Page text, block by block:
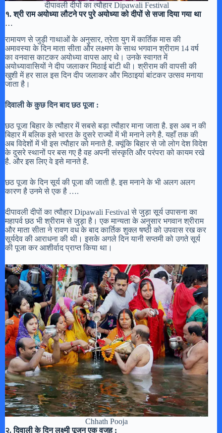
दीपावली दीपों का त्यौहार Dipawali Festival
१. श्री राम अयोध्या लौटने पर पुरे अयोध्या को दीपों से सजा दिया गया था
…
रामायण से जुड़ी गाथाओं के अनुसार, त्रेता युग में कार्तिक मास की
अमावस्या के दिन माता सीता और लक्ष्मण के साथ भगवान श्रीराम 14 वर्ष
का वनवास काटकर अयोध्या वापस आए थे। उनके स्वागत में
अयोध्यावासियों ने दीप जलाकर मिठाई बांटी थी। श्रीराम की वापसी की
खुशी में हर साल इस दिन दीप जलाकर और मिठाइयां बांटकर उत्सव मनाया
जाता है।
दिवाली के कुछ दिन बाद छठ पूजा :
छठ पूजा बिहार के त्यौहार में सबसे बड़ा त्यौहार माना जाता है. इस अब न की
बिहार में बलिक इसे भारत के दुसरे राज्यों में भी मनाने लगे है. यहाँ तक की
अब विदेशों में भी इस त्यौहार को मनाते है. क्यूंकि बिहार से जो लोग देश विदेश
के दुसरे स्थानों पर बस गए है वह अपनी संस्कृति और परंपरा को कायम रखे
है. और इस लिए वे इसे मानते है.
छठ पूजा के दिन सूर्य की पूजा की जाती है. इस मनाने के भी अलग अलग
कारण है उनमे से एक है ….
दीपावली दीपों का त्यौहार Dipawali Festival से जुड़ा सूर्य उपासना का
महापर्व छठ भी श्रीराम से जुड़ा है। एक मान्यता के अनुसार भगवान श्रीराम
और माता सीता ने रावण वध के बाद कार्तिक शुक्ल षष्ठी को उपवास रख कर
सूर्यदेव की आराधना की थी। इसके अगले दिन यानी सप्तमी को उगते सूर्य
की पूजा कर आशीर्वाद प्राप्त किया था।
Chhath Pooja
२. दिवाली के दिन लक्ष्मी पूजन एक वजह :